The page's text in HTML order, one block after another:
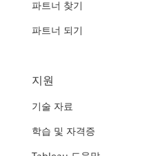
파트너 찾기
파트너 되기
지원
기술 자료
학습 및 자격증